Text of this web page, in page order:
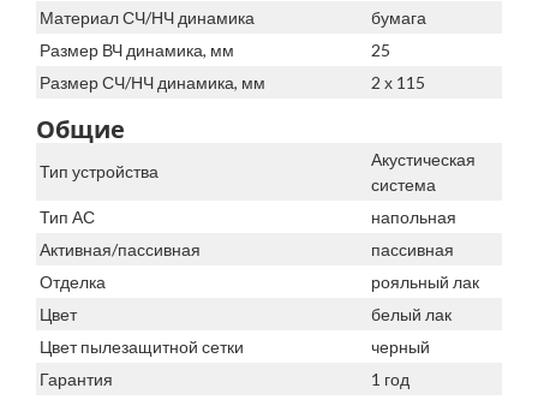
Материал СЧ/НЧ динамика
бумага
Размер ВЧ динамика, мм
25
Размер СЧ/НЧ динамика, мм
2 х 115
Общие
Тип устройства
Акустическая
система
Тип АС
напольная
Активная/пассивная
пассивная
Отделка
рояльный лак
Цвет
белый лак
Цвет пылезащитной сетки
черный
Гарантия
1 год